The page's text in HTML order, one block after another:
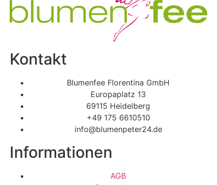
Kontakt
Blumenfee Florentina GmbH
Europaplatz 13
69115 Heidelberg
+49 175 6610510
info@blumenpeter24.de
Informationen
AGB